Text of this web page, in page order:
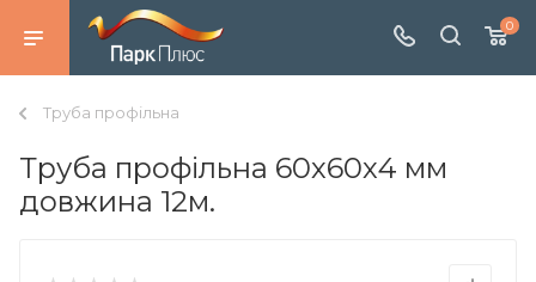
0
Труба профільна
Труба профільна 60х60х4 мм
довжина 12м.